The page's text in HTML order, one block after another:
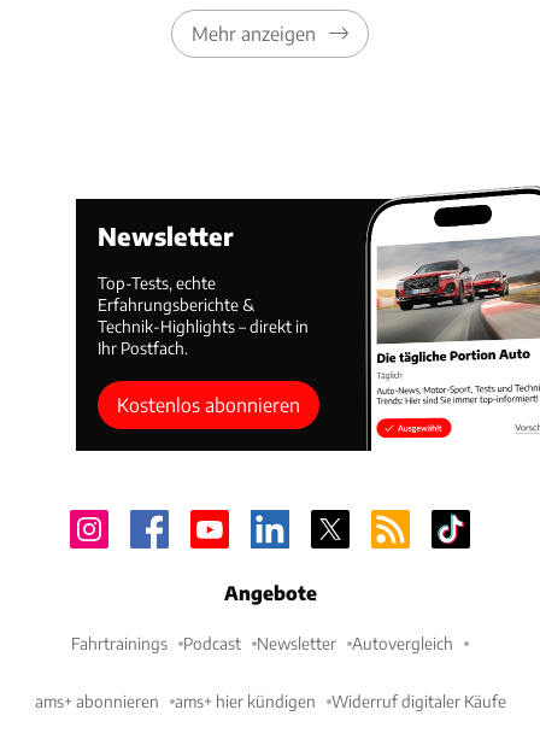
Mehr anzeigen
Newsletter
Top-Tests, echte
Erfahrungsberichte &
Technik-Highlights – direkt in
Ihr Postfach.
Kostenlos abonnieren
Angebote
Fahrtrainings Podcast Newsletter Autovergleich
ams+ abonnieren ams+ hier kündigen Widerruf digitaler Käufe